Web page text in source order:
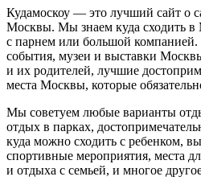
Кудамоскоу — это лучший сайт о
Москвы. Мы знаем куда сходить в
с парнем или большой
события, музеи и выставки
и их родителей, лучшие
места Москвы, которые
Мы советуем любые варианты
отдых в парках,
куда можно сходить с ребенком,
спортивные мероприятия, места
и отдыха с семьей, и многое